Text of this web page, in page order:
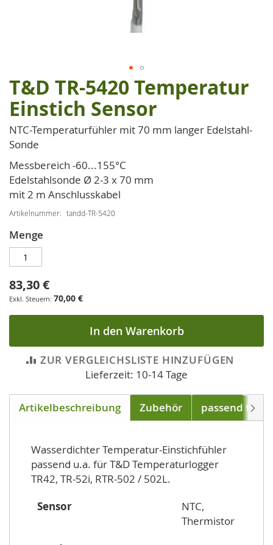
Zum
Anfang
der
Bildgalerie
springen
T&D TR-5420 Temperatur
Einstich Sensor
NTC-Temperaturfühler mit 70 mm langer Edelstahl-
Sonde
Messbereich -60...155°C
Edelstahlsonde Ø 2-3 x 70 mm
mit 2 m Anschlusskabel
Artikelnummer tandd-TR-5420
Menge
83,30 €
70,00 €
In den Warenkorb
ZUR VERGLEICHSLISTE HINZUFÜGEN
Lieferzeit: 10-14 Tage
Artikelbeschreibung Zubehör passend für
Wasserdichter Temperatur-Einstichfühler
passend u.a. für T&D Temperaturlogger
TR42, TR-52i, RTR-502 / 502L.
Sensor
NTC,
Thermistor